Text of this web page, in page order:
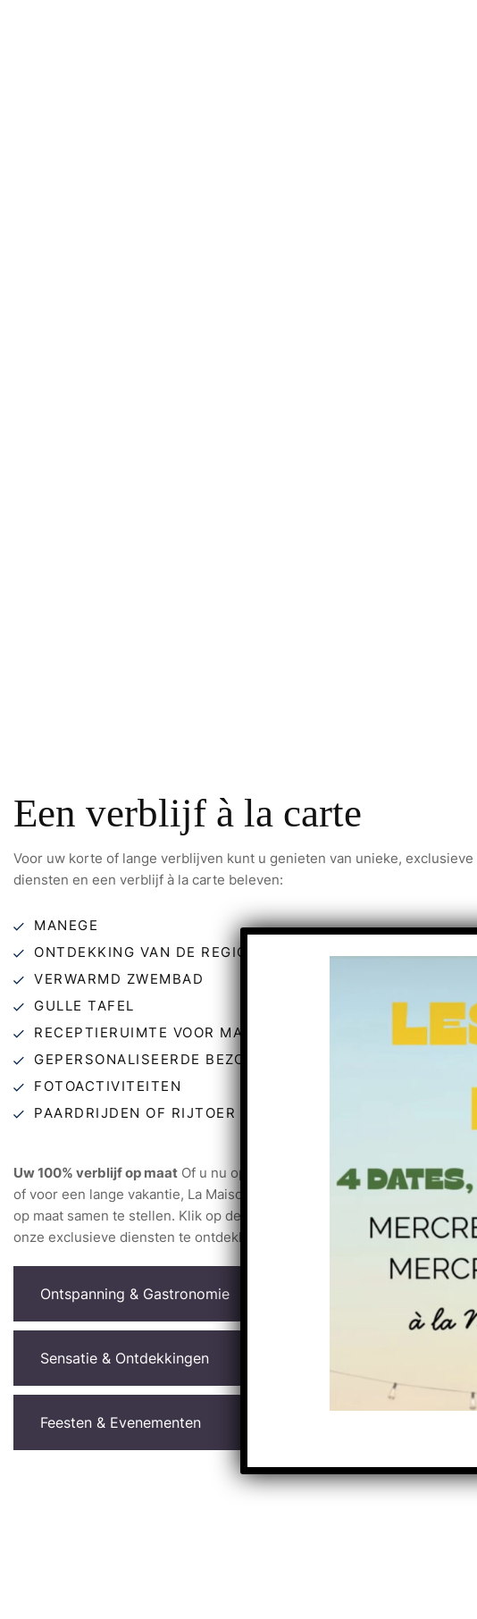
Een verblijf à la carte
Voor uw korte of lange verblijven kunt u genieten van unieke, exclusieve
diensten en een verblijf à la carte beleven:
MANEGE
ONTDEKKING VAN DE REGIO PER VLIEGTUIG
VERWARMD ZWEMBAD
GULLE TAFEL
RECEPTIERUIMTE VOOR MAXIMAAL 140 PERSONEN
GEPERSONALISEERDE BEZOEKEN
FOTOACTIVITEITEN
PAARDRIJDEN OF RIJTOER
Uw 100% verblijf op maat Of u nu op doorreis bent voor een korte
of voor een lange vakantie, La Maison de Souhey nodigt u uit om een
op maat samen te stellen. Klik op de onderstaande thema's om de details
onze exclusieve diensten te ontdekken:
Ontspanning & Gastronomie
Sensatie & Ontdekkingen
Feesten & Evenementen